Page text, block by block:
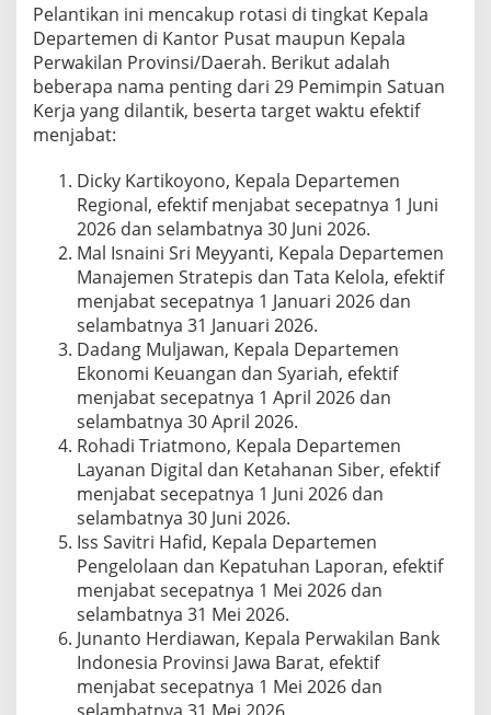
Pelantikan ini mencakup rotasi di tingkat Kepala
Departemen di Kantor Pusat maupun Kepala
Perwakilan Provinsi/Daerah. Berikut adalah
beberapa nama penting dari 29 Pemimpin Satuan
Kerja yang dilantik, beserta target waktu efektif
menjabat:
Dicky Kartikoyono, Kepala Departemen
Regional, efektif menjabat secepatnya 1 Juni
2026 dan selambatnya 30 Juni 2026.
Mal Isnaini Sri Meyyanti, Kepala Departemen
Manajemen Stratepis dan Tata Kelola, efektif
menjabat secepatnya 1 Januari 2026 dan
selambatnya 31 Januari 2026.
Dadang Muljawan, Kepala Departemen
Ekonomi Keuangan dan Syariah, efektif
menjabat secepatnya 1 April 2026 dan
selambatnya 30 April 2026.
Rohadi Triatmono, Kepala Departemen
Layanan Digital dan Ketahanan Siber, efektif
menjabat secepatnya 1 Juni 2026 dan
selambatnya 30 Juni 2026.
Iss Savitri Hafid, Kepala Departemen
Pengelolaan dan Kepatuhan Laporan, efektif
menjabat secepatnya 1 Mei 2026 dan
selambatnya 31 Mei 2026.
Junanto Herdiawan, Kepala Perwakilan Bank
Indonesia Provinsi Jawa Barat, efektif
menjabat secepatnya 1 Mei 2026 dan